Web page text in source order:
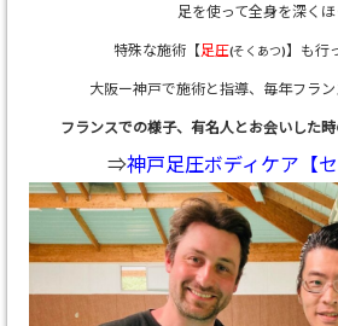
足を使って全身を深く
特殊な施術【足圧(そくあつ)】も行
大阪ー神戸で施術と指導、 毎年フラン
フランスでの様子、有名人とお会いした
⇒神戸足圧ボディケア【セ